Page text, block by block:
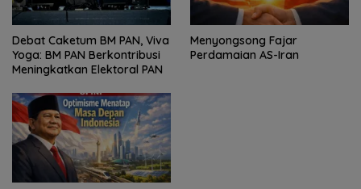
Debat Caketum BM PAN, Viva
Yoga: BM PAN Berkontribusi
Meningkatkan Elektoral PAN
Menyongsong Fajar
Perdamaian AS-Iran